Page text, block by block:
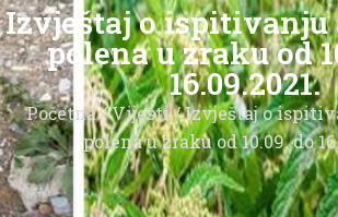
Izvještaj o ispitivanju
polena u zraku od
16.09.2021.
Početna/Vijesti/ Izvještaj o
polena u zraku od 10.09. do